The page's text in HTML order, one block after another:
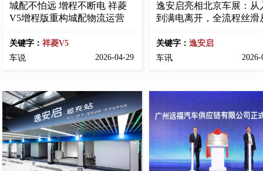
城配不怕远 增程不断电 祥菱
V5增程版重构城配物流运营
关键字： 祥菱V5
车说
2026-04-29
逸安启亮相北京车展：从
到满电离开，全流程丝滑
关键字： 逸安启
车讯